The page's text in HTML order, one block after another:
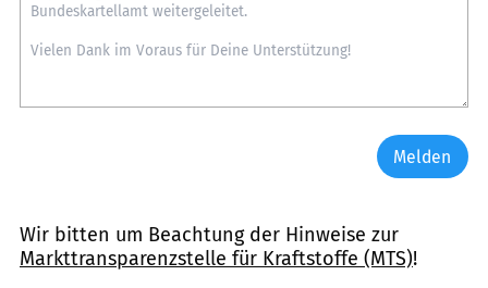
Melden
Wir bitten um Beachtung der Hinweise zur
Markttransparenzstelle für Kraftstoffe (MTS)!